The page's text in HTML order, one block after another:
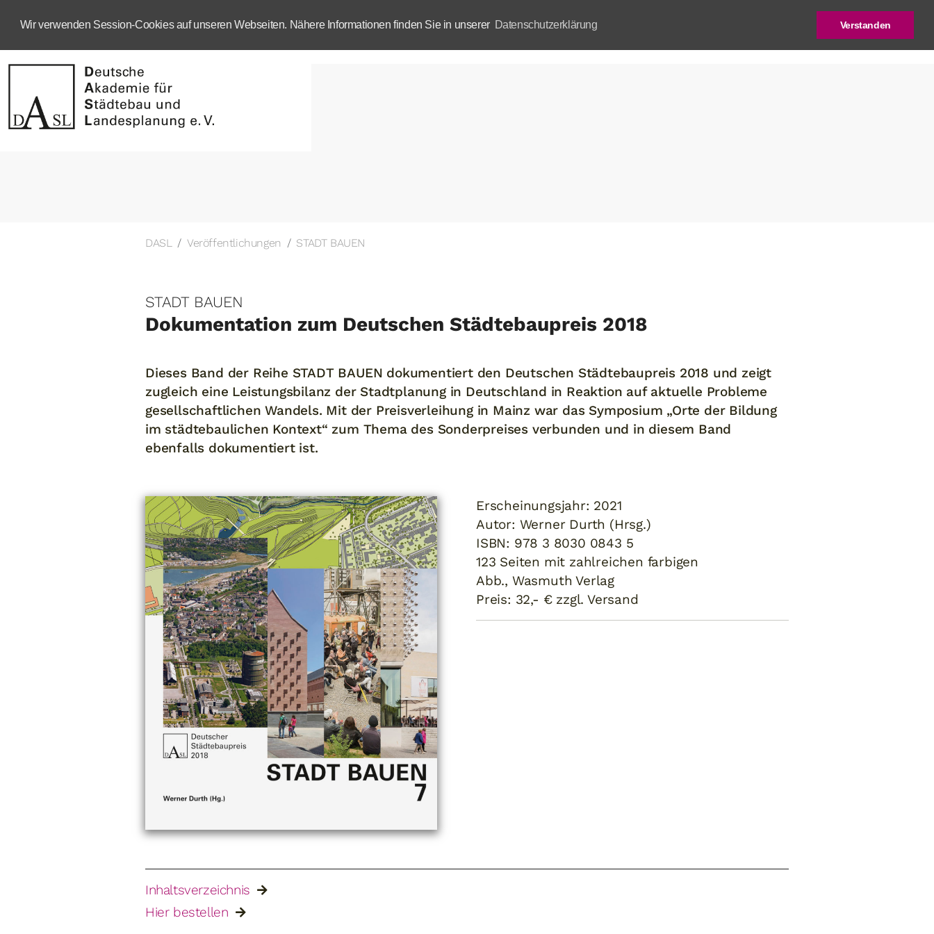
Wir verwenden Session-Cookies auf unseren Webseiten. Nähere Informationen finden Sie in unserer Datenschutzerklärung Verstanden
Aktuelles Akademie Deutscher Städtebaupreis
DASL Veröffentlichungen STADT BAUEN
STADT BAUEN
Dokumentation zum Deutschen Städtebaupreis 2018
Dieses Band der Reihe STADT BAUEN dokumentiert den Deutschen Städtebaupreis 2018 und zeigt
zugleich eine Leistungsbilanz der Stadtplanung in Deutschland in Reaktion auf aktuelle Probleme
gesellschaftlichen Wandels. Mit der Preisverleihung in Mainz war das Symposium „Orte der Bildung
im städtebaulichen Kontext“ zum Thema des Sonderpreises verbunden und in diesem Band
ebenfalls dokumentiert ist.
Erscheinungsjahr: 2021
Autor: Werner Durth (Hrsg.)
ISBN: 978 3 8030 0843 5
123 Seiten mit zahlreichen farbigen
Abb., Wasmuth Verlag
Preis: 32,- € zzgl. Versand
Inhaltsverzeichnis
Hier bestellen